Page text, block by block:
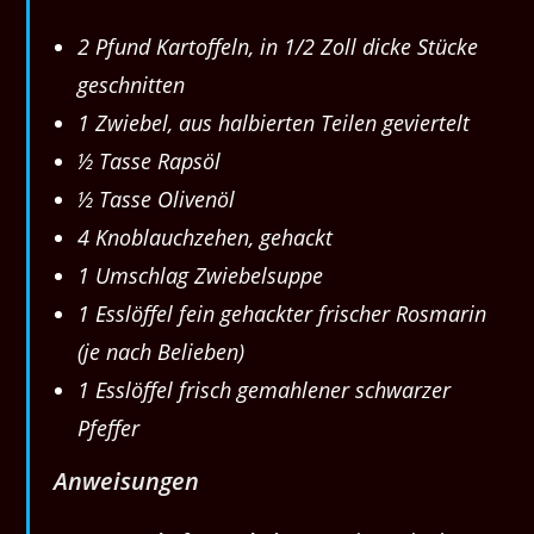
2 Pfund Kartoffeln, in 1/2 Zoll dicke Stücke
geschnitten
1 Zwiebel, aus halbierten Teilen geviertelt
½ Tasse Rapsöl
½ Tasse Olivenöl
4 Knoblauchzehen, gehackt
1 Umschlag Zwiebelsuppe
1 Esslöffel fein gehackter frischer Rosmarin
(je nach Belieben)
1 Esslöffel frisch gemahlener schwarzer
Pfeffer
Anweisungen